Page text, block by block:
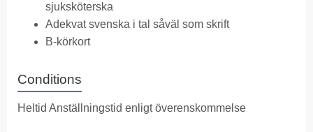
sjuksköterska
Adekvat svenska i tal såväl som skrift
B-körkort
Conditions
Heltid Anställningstid enligt överenskommelse